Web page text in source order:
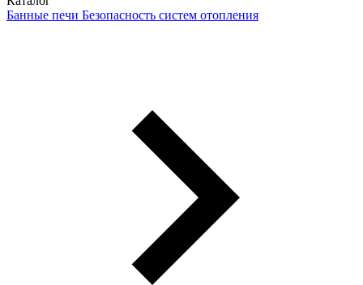
Банные печи Безопасность систем отопления